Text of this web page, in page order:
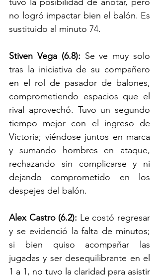
no logró impactar bien el balón. Es
sustituido al minuto 74.
Stiven Vega (6.8): Se ve muy solo
tras la iniciativa de su compañero
en el rol de pasador de balones,
comprometiendo espacios que el
rival aprovechó. Tuvo un segundo
tiempo mejor con el ingreso de
Victoria; viéndose juntos en marca
y sumando hombres en ataque,
rechazando sin complicarse y ni
dejando comprometido en los
despejes del balón.
Alex Castro (6.2): Le costó regresar
y se evidenció la falta de minutos;
si bien quiso acompañar las
jugadas y ser desequilibrante en el
1 a 1, no tuvo la claridad para asistir